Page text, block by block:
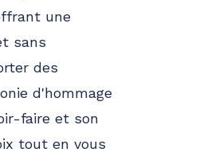
une
sans
des
d'hommage
faire et son
tout en vous